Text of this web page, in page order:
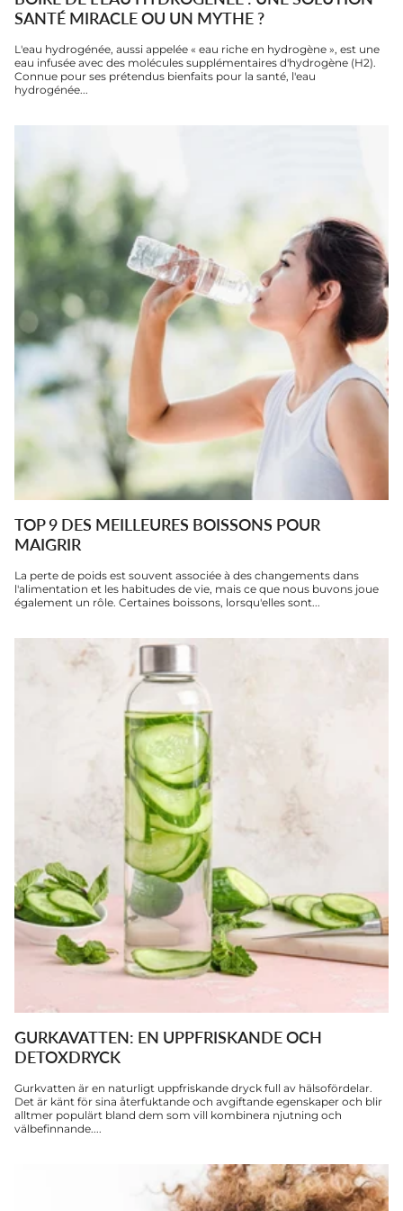
SANTÉ MIRACLE OU UN MYTHE ?
L'eau hydrogénée, aussi appelée « eau riche en hydrogène », est une
eau infusée avec des molécules supplémentaires d'hydrogène (H2).
Connue pour ses prétendus bienfaits pour la santé, l'eau
hydrogénée...
TOP 9 DES MEILLEURES BOISSONS POUR
MAIGRIR
La perte de poids est souvent associée à des changements dans
l'alimentation et les habitudes de vie, mais ce que nous buvons joue
également un rôle. Certaines boissons, lorsqu'elles sont...
GURKAVATTEN: EN UPPFRISKANDE OCH
DETOXDRYCK
Gurkvatten är en naturligt uppfriskande dryck full av hälsofördelar.
Det är känt för sina återfuktande och avgiftande egenskaper och blir
alltmer populärt bland dem som vill kombinera njutning och
välbefinnande....